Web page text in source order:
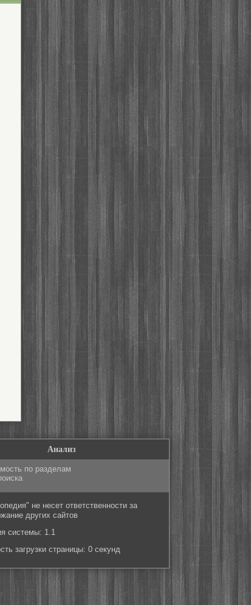
Анализ
по разделам
не несет ответственности за
других сайтов
системы: 1.1
загрузки страницы: 0 секунд